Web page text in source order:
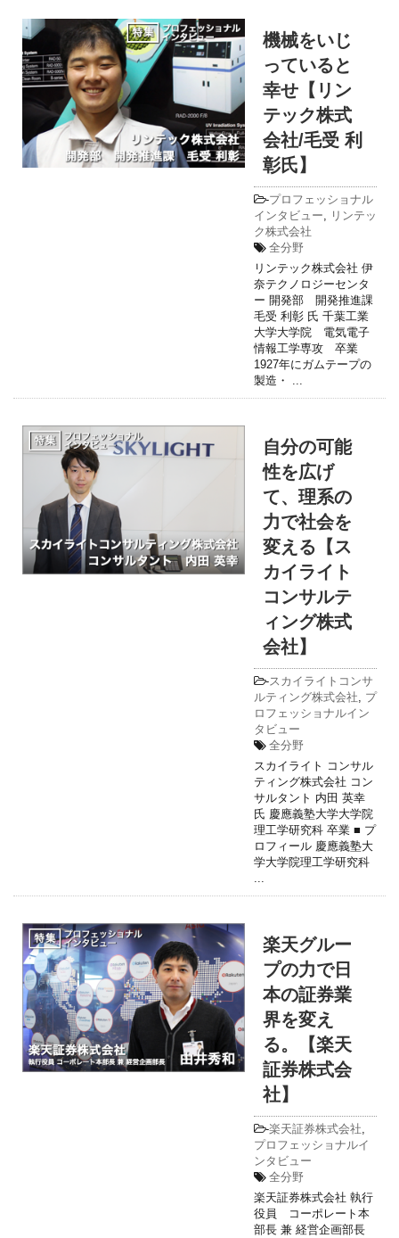
機械をいじ
っていると
幸せ【リン
テック株式
会社/毛受 利
彰氏】
-プロフェッショナル
インタビュー, リンテッ
ク株式会社
全分野
リンテック株式会社 伊
奈テクノロジーセンタ
ー 開発部 開発推進課
毛受 利彰 氏 千葉工業
大学大学院 電気電子
情報工学専攻 卒業
1927年にガムテープの
製造・ ...
自分の可能
性を広げ
て、理系の
力で社会を
変える【ス
カイライト
コンサルテ
ィング株式
会社】
-スカイライトコンサ
ルティング株式会社, プ
ロフェッショナルイン
タビュー
全分野
スカイライト コンサル
ティング株式会社 コン
サルタント 内田 英幸
氏 慶應義塾大学大学院
理工学研究科 卒業 ■ プ
ロフィール 慶應義塾大
学大学院理工学研究科
...
楽天グルー
プの力で日
本の証券業
界を変え
る。【楽天
証券株式会
社】
-楽天証券株式会社,
プロフェッショナルイ
ンタビュー
全分野
楽天証券株式会社 執行
役員 コーポレート本
部長 兼 経営企画部長